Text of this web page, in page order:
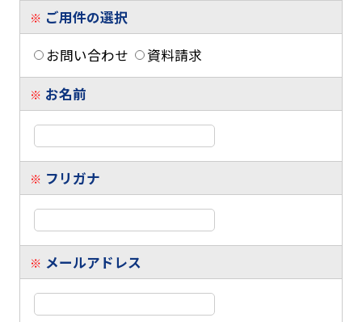
※ ご用件の選択
お問い合わせ
資料請求
※ お名前
※ フリガナ
※ メールアドレス